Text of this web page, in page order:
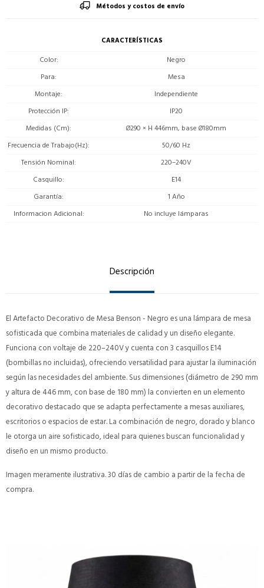
Métodos y costos de envío
CARACTERÍSTICAS
Color
Negro
Para
Mesa
Montaje
Independiente
Protección IP
IP20
Medidas (Cm)
Ø290 × H 446mm, base Ø180mm
Frecuencia de Trabajo(Hz)
50/60 Hz
Tensión Nominal
220–240V
Casquillo
E14
Garantía
1 Año
Informacion Adicional
No incluye lámparas
Descripción
El Artefacto Decorativo de Mesa Benson - Negro es una lámpara de mesa
sofisticada que combina materiales de calidad y un diseño elegante.
Funciona con voltaje de 220–240V y cuenta con 3 casquillos E14
(bombillas no incluidas), ofreciendo versatilidad para ajustar la iluminación
según las necesidades del ambiente. Sus dimensiones (diámetro de 290 mm
y altura de 446 mm, con base de 180 mm) la convierten en un elemento
decorativo destacado que se adapta perfectamente a mesas auxiliares,
escritorios o espacios de estar. La combinación de negro, dorado y blanco
le otorga un aire sofisticado, ideal para quienes buscan funcionalidad y
diseño en un mismo producto.
Imagen meramente ilustrativa. 30 días de cambio a partir de la fecha de
compra.